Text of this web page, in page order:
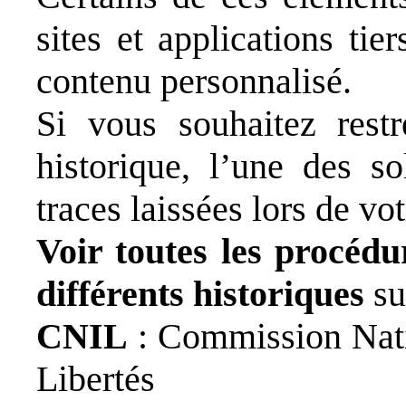
sites et applications
contenu personnalisé.
Si vous souhaitez
historique, l’une des
traces laissées lors de
Voir toutes les
différents historiques
CNIL : Commission
Libertés